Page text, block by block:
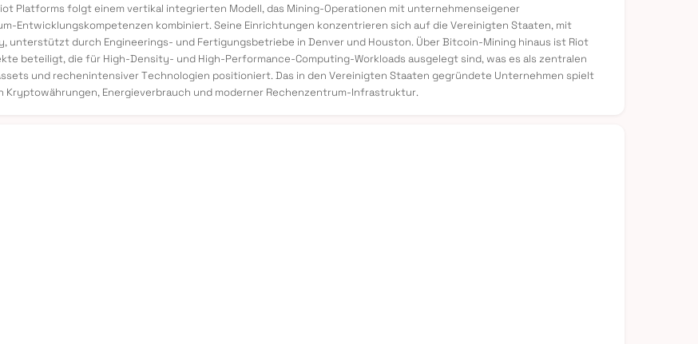
Platforms folgt einem vertikal integrierten Modell, das Mining-Operationen mit unternehmenseigener
Entwicklungskompetenzen kombiniert. Seine Einrichtungen konzentrieren sich auf die Vereinigten Staaten, mit
durch Engineerings- und Fertigungsbetriebe in Denver und Houston. Über Bitcoin-Mining hinaus ist Riot
beteiligt, die für High-Density- und High-Performance-Computing-Workloads ausgelegt sind, was es als zentralen
und rechenintensiver Technologien positioniert. Das in den Vereinigten Staaten gegründete Unternehmen spielt
Energieverbrauch und moderner Rechenzentrum-Infrastruktur.